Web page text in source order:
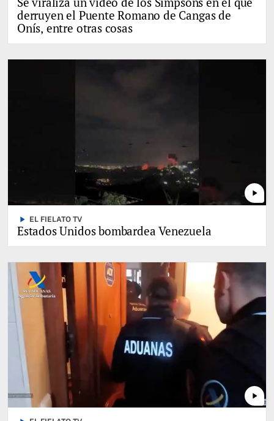
derruyen el Puente Romano de Cangas de
Onís, entre otras cosas
play_arrow
play_arrow EL FIELATO TV
Estados Unidos bombardea Venezuela
play_arrow